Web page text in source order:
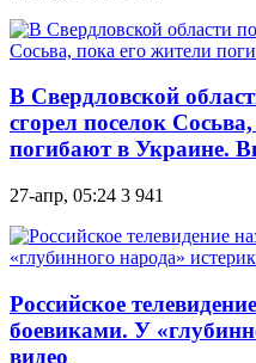
В Свердловской
сгорел поселок
погибают в Украине.
27-апр, 05:24 3 941
Российское
боевиками. У
видео